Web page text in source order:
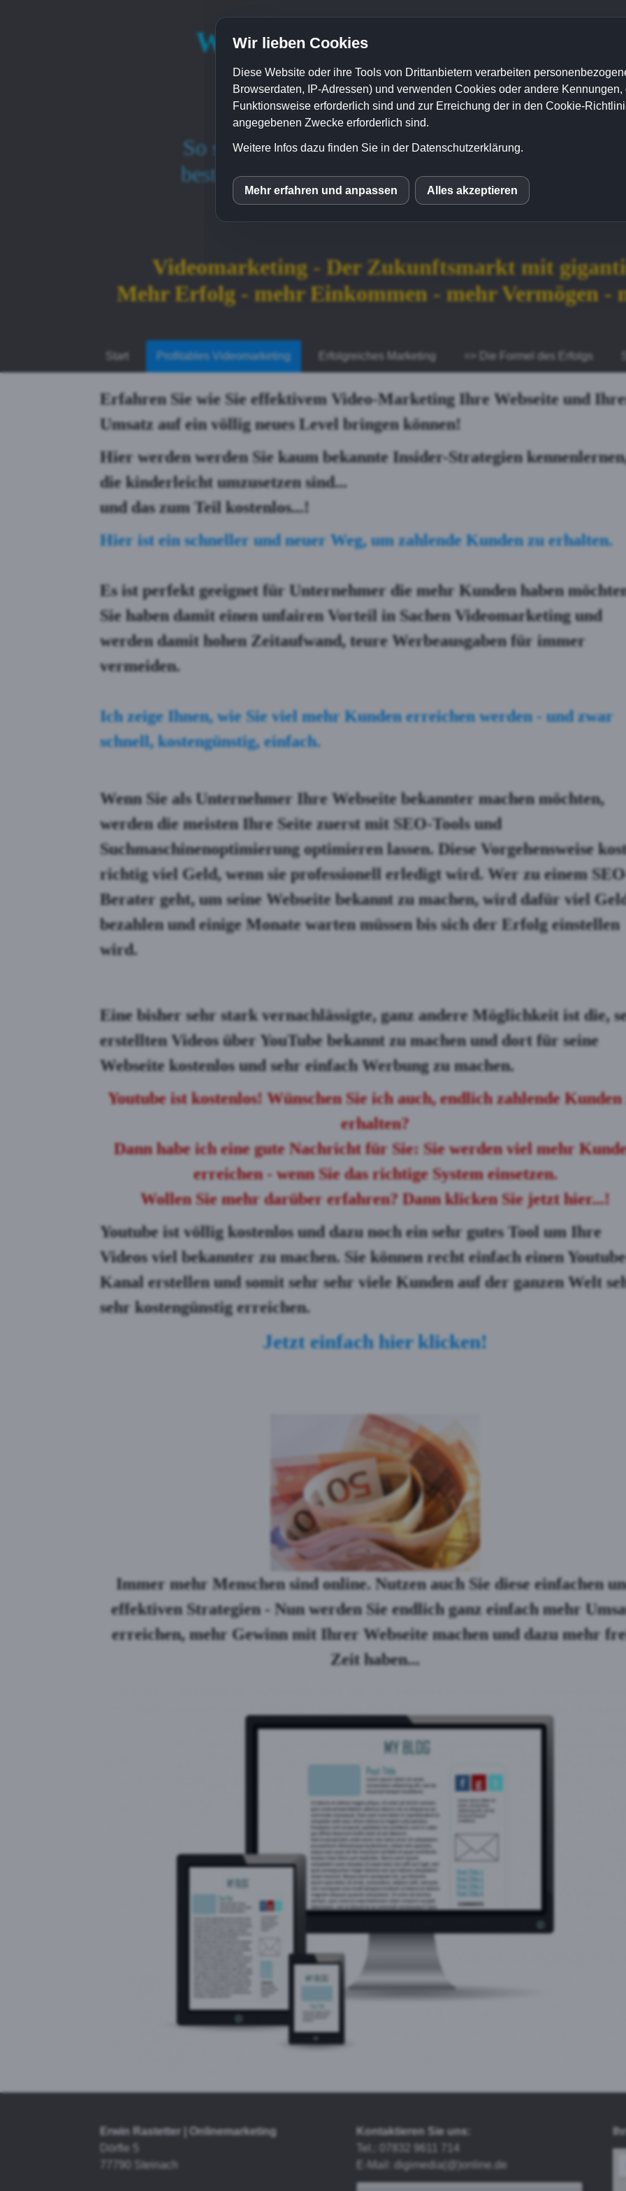
Wie Videos Ihnen mehr Umsatz
durch kundenorientiertes
So sparen Sie unnötige Kosten und erzielen
beste Resultate schon nach sehr kurzer Zeit!
Informieren statt verkaufen...
Videomarketing - Der Zukunftsmarkt mit
Mehr Erfolg - mehr Einkommen - mehr Vermögen -
Start Profitables Videomarketing Erfolgreiches Marketing => Die Formel des Erfolgs
Erfahren Sie wie Sie effektivem Video-Marketing Ihre Webseite und
Umsatz auf ein völlig neues Level bringen können!
Hier werden werden Sie kaum bekannte Insider-Strategien
die kinderleicht umzusetzen sind...
und das zum Teil kostenlos...!
Hier ist ein schneller und neuer Weg, umzahlende Kunden zu erhalten.
Es ist perfekt geeignet für Unternehmer die mehr Kunden haben
Sie haben damit einen unfairen Vorteil in SachenVideomarketing und
werden damit hohen Zeitaufwand, teure Werbeausgabenfür immer
vermeiden.
Ich zeige Ihnen, wie Sie viel mehr Kunden erreichenwerden - und zwar
schnell, kostengünstig, einfach.
Wenn Sie als Unternehmer Ihre Webseite bekannter machen möchten,
werden die meisten Ihre Seite zuerst mit SEO-Tools und
Suchmaschinenoptimierung optimieren lassen. Diese Vorgehensweise
richtig viel Geld, wenn sie professionell erledigt wird. Wer zu einem
Berater geht, um seine Webseite bekannt zu machen, wird dafür viel
bezahlen und einige Monate warten müssen bis sich der Erfolg einstellen
wird.
Eine bisher sehr stark vernachlässigte, ganz andere Möglichkeit ist die,
erstellten Videos über YouTube bekannt zu machen und dort für seine
Webseite kostenlos und sehr einfach Werbung zu machen.
Youtube ist kostenlos! Wünschen Sie ich auch, endlichzahlende Kunden
erhalten?
Dann habe ich eine gute Nachricht für Sie: Sie werdenviel mehr
erreichen- wenn Sie das richtige System einsetzen.
Wollen Sie mehr darüber erfahren? Dann klicken Sie jetzt hier...!
Youtube ist völlig kostenlos und dazu noch ein sehr gutes Tool um Ihre
Videos viel bekannter zu machen. Sie können recht einfach einen
Kanal erstellen und somit sehr sehr viele Kunden auf der ganzen Welt
sehr kostengünstig erreichen.
Jetzt einfach hier klicken!
Immer mehr Menschen sind online. Nutzen auch Sie diese einfachen
effektiven Strategien - Nun werden Sie endlich ganz einfach mehr
erreichen, mehr Gewinn mit Ihrer Webseite machen und dazu mehr
Zeit haben...
Erwin Rastetter | Onlinemarketing
Dörfle 5
77790 Steinach
Kontaktieren Sie uns:
Tel.: 07832 9611 714
E-Mail: digimedia(@)online.de
Wir lieben Cookies
Diese Website oder ihre Tools von Drittanbietern verarbeiten
Browserdaten, IP-Adressen) und verwenden Cookies oder andere Kennungen,
Funktionsweise erforderlich sind und zur Erreichung der in den Cookie-
angegebenen Zwecke erforderlich sind.
Weitere Infos dazu finden Sie in der Datenschutzerklärung.
Google Fonts
Mehr erfahren und anpassen Alles akzeptieren